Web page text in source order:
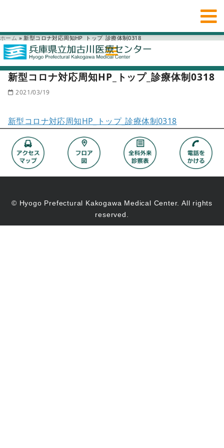
ホーム » 新型コロナ対応周知HP_トップ_診療体制0318
新型コロナ対応周知HP_トップ_診療体制0318
2021/03/19
新型コロナ対応周知HP_トップ_診療体制0318
© Hyogo Prefectural Kakogawa Medical Center. All rights
reserved.